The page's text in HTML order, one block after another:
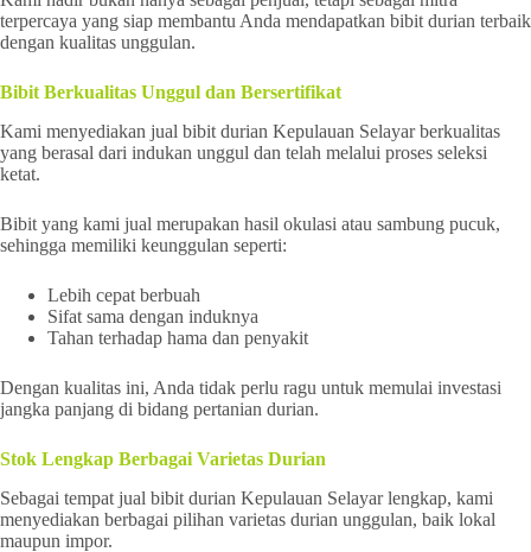
terpercaya yang siap membantu Anda mendapatkan bibit durian terbaik
dengan kualitas unggulan.
Bibit Berkualitas Unggul dan Bersertifikat
Kami menyediakan jual bibit durian Kepulauan Selayar berkualitas
yang berasal dari indukan unggul dan telah melalui proses seleksi
ketat.
Bibit yang kami jual merupakan hasil okulasi atau sambung pucuk,
sehingga memiliki keunggulan seperti:
Lebih cepat berbuah
Sifat sama dengan induknya
Tahan terhadap hama dan penyakit
Dengan kualitas ini, Anda tidak perlu ragu untuk memulai investasi
jangka panjang di bidang pertanian durian.
Stok Lengkap Berbagai Varietas Durian
Sebagai tempat jual bibit durian Kepulauan Selayar lengkap, kami
menyediakan berbagai pilihan varietas durian unggulan, baik lokal
maupun impor.